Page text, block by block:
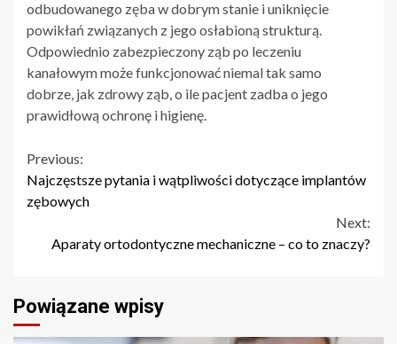
odbudowanego zęba w dobrym stanie i uniknięcie
powikłań związanych z jego osłabioną strukturą.
Odpowiednio zabezpieczony ząb po leczeniu
kanałowym może funkcjonować niemal tak samo
dobrze, jak zdrowy ząb, o ile pacjent zadba o jego
prawidłową ochronę i higienę.
Continue
Reading
Previous:
Najczęstsze pytania i wątpliwości dotyczące implantów
zębowych
Next:
Aparaty ortodontyczne mechaniczne – co to znaczy?
Powiązane wpisy